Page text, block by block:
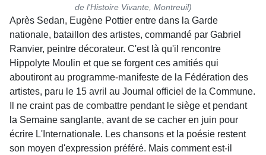
de l'Histoire Vivante, Montreuil)
Après Sedan, Eugène Pottier entre dans la Garde
nationale, bataillon des artistes, commandé par Gabriel
Ranvier, peintre décorateur. C'est là qu'il rencontre
Hippolyte Moulin et que se forgent ces amitiés qui
aboutiront au programme-manifeste de la Fédération des
artistes, paru le 15 avril au Journal officiel de la Commune.
Il ne craint pas de combattre pendant le siège et pendant
la Semaine sanglante, avant de se cacher en juin pour
écrire L'Internationale. Les chansons et la poésie restent
son moyen d'expression préféré. Mais comment est-il